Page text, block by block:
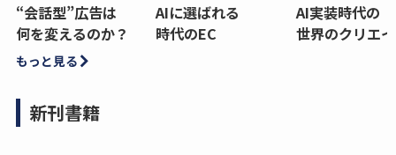
“会話型”広告は
何を変えるのか？
AIに選ばれる
時代のEC
AI実装時代の
世界のクリエ
もっと見る
新刊書籍